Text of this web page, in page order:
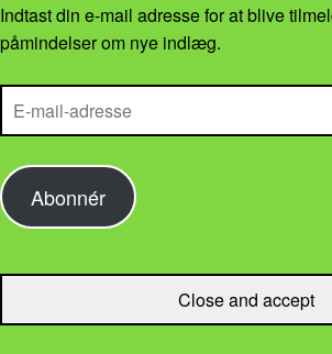
Indtast din e-mail adresse for at blive
påmindelser om nye indlæg.
E-mail-adresse
Abonnér